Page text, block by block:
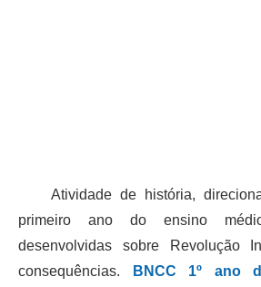
Atividade de história,
primeiro ano do ensino
desenvolvidas sobre Revolução
consequências.
BNCC 1º ano